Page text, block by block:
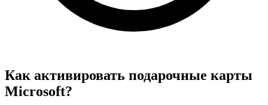
Как активировать подарочные карты
Microsoft?